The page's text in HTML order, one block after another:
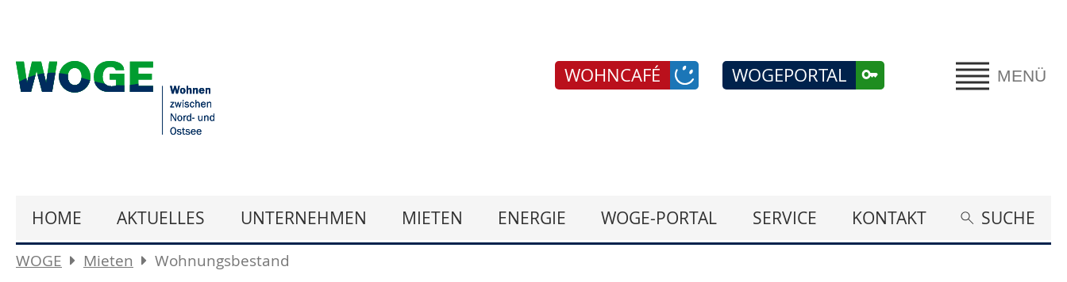
MENÜ
WOGEPORTAL
WOHNCAFÉ
HOME AKTUELLES UNTERNEHMEN MIETEN ENERGIE WOGE-PORTAL SERVICE KONTAKT SUCHE
WOGE Mieten Wohnungsbestand